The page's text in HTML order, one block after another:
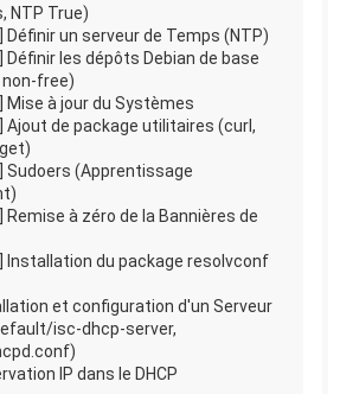
NTP True)
Définir un serveur de Temps (NTP)
Définir les dépôts Debian de base
free)
Mise à jour du Systèmes
Ajout de package utilitaires (curl,
Sudoers (Apprentissage
Remise à zéro de la Bannières de
Installation du package resolvconf
et configuration d'un Serveur
isc-dhcp-server,
IP dans le DHCP